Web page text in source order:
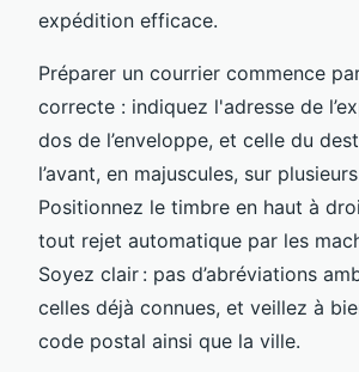
expédition efficace.
Préparer un courrier commence
correcte : indiquez l'adresse de
dos de l’enveloppe, et celle du
l’avant, en majuscules, sur
Positionnez le timbre en haut à
tout rejet automatique par les
Soyez clair : pas d’abréviations
celles déjà connues, et veillez à
code postal ainsi que la ville.